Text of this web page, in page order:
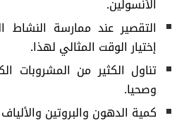
الأنسولين.
التقصير عند ممارسة النشاط
إختيار الوقت المثالي لهذا.
تناول الكثير من المشروبات
وصحيا.
كمية الدهون والبروتين